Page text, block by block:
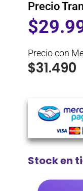
Precio
$
Precio con
$31.490
Stock en